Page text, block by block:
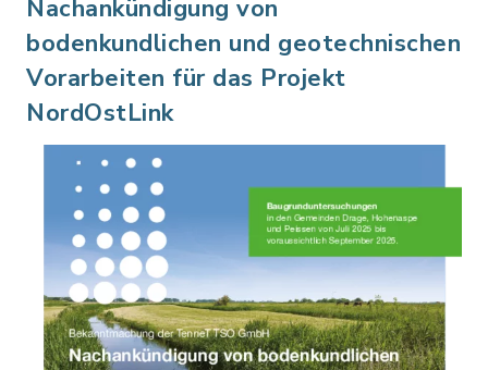
Nachankündigung von
bodenkundlichen und geotechnischen
Vorarbeiten für das Projekt
NordOstLink